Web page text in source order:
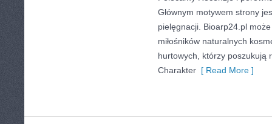
Głównym motywem strony
pielęgnacji. Bioarp24.pl
miłośników naturalnych
hurtowych, którzy poszukują
Charakter [ Read More ]